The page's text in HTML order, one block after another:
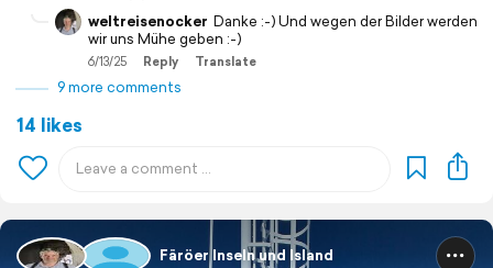
weltreisenocker Danke :-) Und wegen der Bilder werden
wir uns Mühe geben :-)
6/13/25 Reply Translate
9 more comments
14 likes
Färöer Inseln und Island